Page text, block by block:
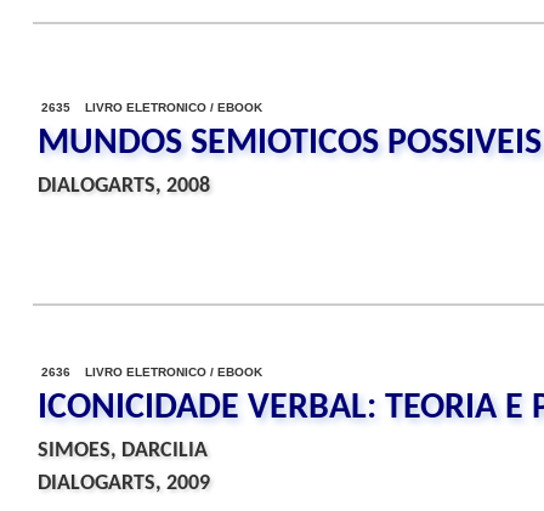
2635 LIVRO ELETRONICO / EBOOK
MUNDOS SEMIOTICOS POSSIVEIS
DIALOGARTS, 2008
2636 LIVRO ELETRONICO / EBOOK
ICONICIDADE VERBAL: TEORIA E
SIMOES, DARCILIA
DIALOGARTS, 2009